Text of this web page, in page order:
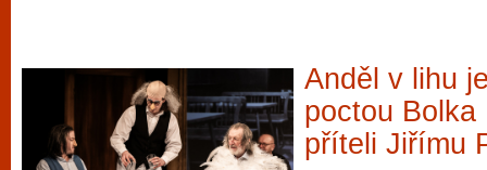
Anděl v lihu
poctou
příteli Jiřímu